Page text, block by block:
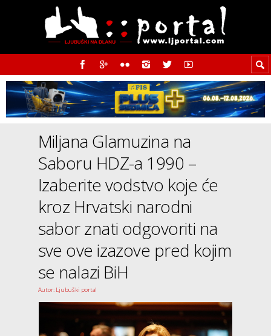
Miljana Glamuzina na
Saboru HDZ-a 1990 –
Izaberite vodstvo koje će
kroz Hrvatski narodni
sabor znati odgovoriti na
sve ove izazove pred kojim
se nalazi BiH
Autor: Ljubuški portal